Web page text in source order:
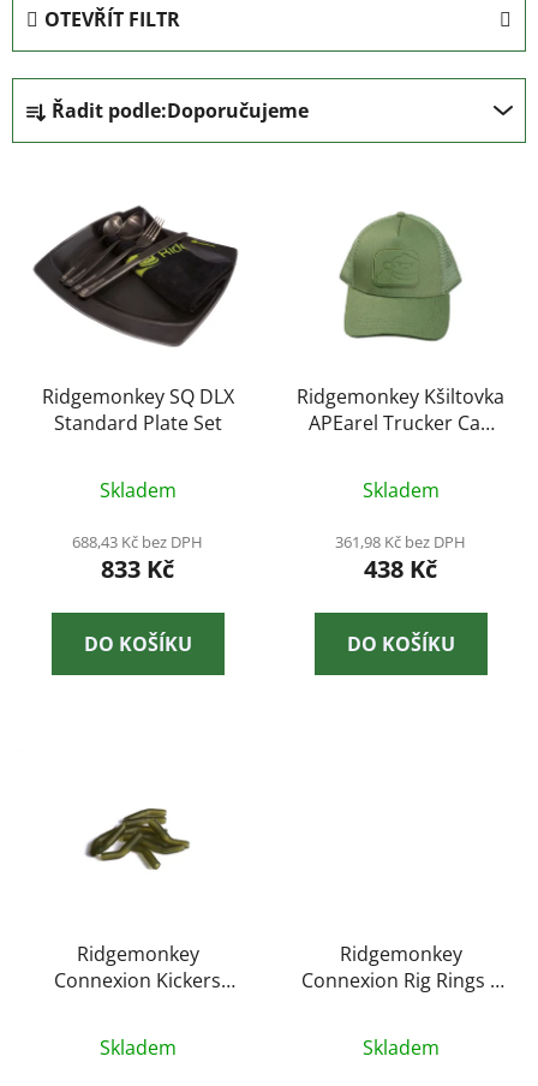
OTEVŘÍT FILTR
Ř
a
z
Řadit podle:Doporučujeme
Ridgemonkey SQ DLX
Standard Plate Set
Skladem
688,43 Kč bez DPH
833 Kč
DO KOŠÍKU
Ridgemonkey Kšiltovka
APEarel Trucker Cap
Skladem
361,98 Kč bez DPH
438 Kč
DO KOŠÍKU
Ridgemonkey
Connexion Kickers
10ks
Skladem
Ridgemonkey
Connexion Rig Rings S
Skladem